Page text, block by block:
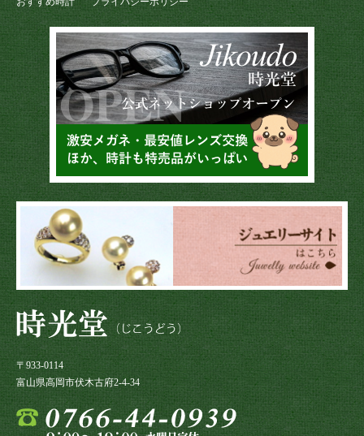
〒933-0114
富山県高岡市伏木古府2-4-34